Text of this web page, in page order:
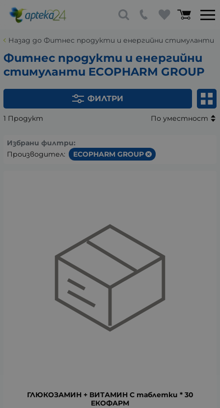
Назад до Фитнес продукти и енергийни стимуланти
Фитнес продукти и енергийни
стимуланти ECOPHARM GROUP
ФИЛТРИ
1 Продукт По уместност
Избрани филтри:
Производител:
ECOPHARM GROUP
ГЛЮКОЗАМИН + ВИТАМИН C таблетки * 30
ЕКОФАРМ